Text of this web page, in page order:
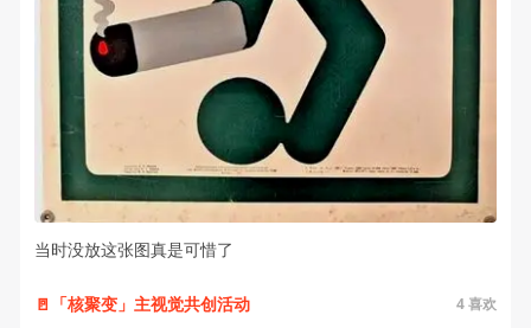
当时没放这张图真是可惜了
🚪「核聚变」主视觉共创活动 4喜欢